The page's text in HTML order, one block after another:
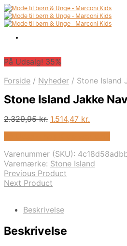
På Udsalg! 35%
Forside / Nyheder / Stone Island
Stone Island Jakke
2.329,95kr. Den
2.329,95 kr..
1.514,47 kr.
1.514,47
Varenummer (SKU):
Varemærke: Stone Island
Previous Product
Next Product
Beskrivelse
Beskrivelse